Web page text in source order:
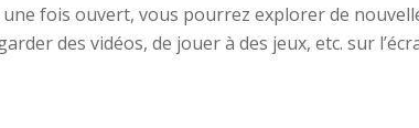
fois ouvert, vous pourrez explorer de
des vidéos, de jouer à des jeux, etc. sur